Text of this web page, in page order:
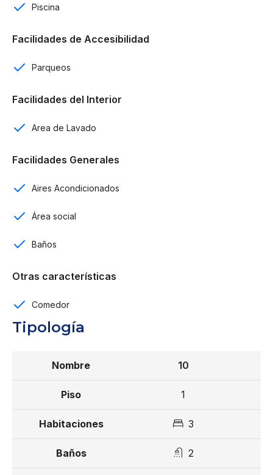
Espacios de coworking
Restaurantes
Lagos de pesca
Piscina
40% durante la construcción.
️50% Contra entrega de la propiedad.
Fecha de entrega Diciembre 2023.
Mantenimiento entre US$ 150 – US$ 200
Precio desde US$203,750
Piscina
Facilidades de Accesibilidad
Parqueos
Facilidades del Interior
Area de Lavado
Facilidades Generales
Aires Acondicionados
Área social
Baños
Otras características
Comedor
Tipología
10
1
3
2